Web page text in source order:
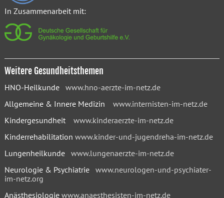
In Zusammenarbeit mit:
Weitere Gesundheitsthemen
HNO-Heilkunde www.hno-aerzte-im-netz.de
Allgemeine & Innere Medizin www.internisten-im-netz.de
Kindergesundheit www.kinderaerzte-im-netz.de
Kinderrehabilitation www.kinder-und-jugendreha-im-netz.de
Lungenheilkunde www.lungenaerzte-im-netz.de
Neurologie & Psychiatrie www.neurologen-und-psychiater-
im-netz.org
Anästhesiologie www.anaesthesisten-im-netz.de